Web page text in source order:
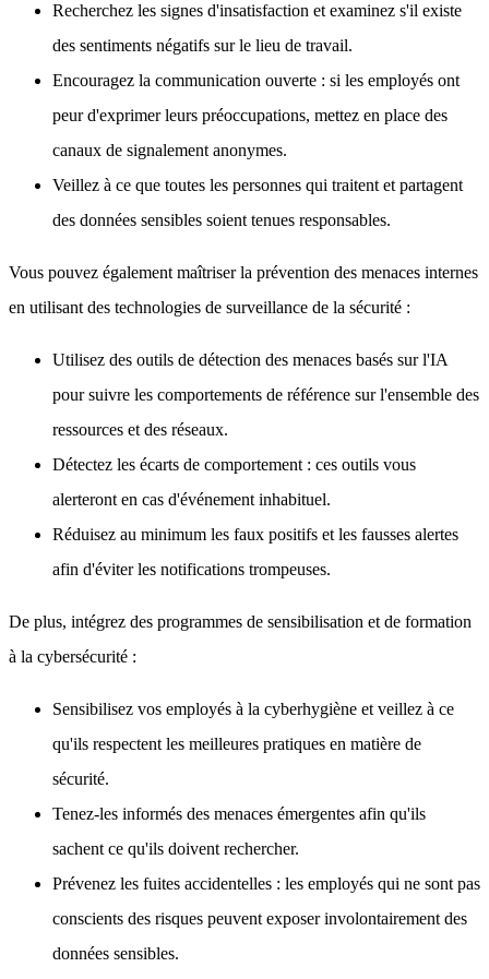
Recherchez les signes d'insatisfaction et examinez s'il existe
des sentiments négatifs sur le lieu de travail.
Encouragez la communication ouverte : si les employés ont
peur d'exprimer leurs préoccupations, mettez en place des
canaux de signalement anonymes.
Veillez à ce que toutes les personnes qui traitent et partagent
des données sensibles soient tenues responsables.
Vous pouvez également maîtriser la prévention des menaces internes
en utilisant des technologies de surveillance de la sécurité :
Utilisez des outils de détection des menaces basés sur l'IA
pour suivre les comportements de référence sur l'ensemble des
ressources et des réseaux.
Détectez les écarts de comportement : ces outils vous
alerteront en cas d'événement inhabituel.
Réduisez au minimum les faux positifs et les fausses alertes
afin d'éviter les notifications trompeuses.
De plus, intégrez des programmes de sensibilisation et de formation
à la cybersécurité :
Sensibilisez vos employés à la cyberhygiène et veillez à ce
qu'ils respectent les meilleures pratiques en matière de
sécurité.
Tenez-les informés des menaces émergentes afin qu'ils
sachent ce qu'ils doivent rechercher.
Prévenez les fuites accidentelles : les employés qui ne sont pas
conscients des risques peuvent exposer involontairement des
données sensibles.